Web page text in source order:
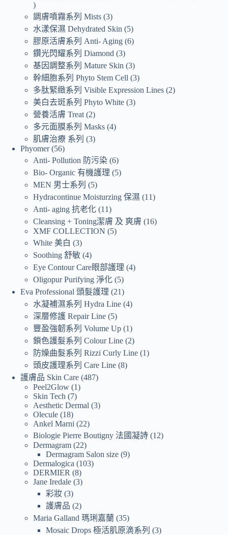
調膚噴霧系列 Mists 3
水漾保濕 Dehydrated Skin
5
膠原活膚系列 Anti- Aging 6
鑽光閃耀系列 Diamond 3
基因調整系列 Mature Skin 3
幹細胞系列 Phyto Stem Cell 3
多肽緊緻系列 Visible Expression Lines 2
美白去斑系列 Phyto White 3
營養活膚 Treat 2
多元面膜系列 Masks 4
肌膚治療 系列
3
Phyomer 56
Anti- Pollution 防污染 6
Bio- Organic 有機護理
5
MEN 男士系列
5
Hydracontinue Moisturzing 保濕
11
Anti- aging 抗老化 11
Cleansing + Toning潔膚 及 爽膚
16
XMF COLLECTION
5
White 美白
3
Soothing 舒敏 4
Eye Contour Care眼部護理 4
Oligopur Purifying 淨化 5
Eva Professional 頭髮護理
21
水凝補濕系列 Hydra Line 4
深層修護 Repair Line 5
豐盈強韌系列 Volume Up 1
鎖色護髮系列 Colour Line 2
防燥曲髮系列 Rizzi Curly Line 1
頭皮護理系列 Care Line 8
護膚品 Skin Care 487
Peel2Glow 1
Skin Tech
7
Aesthetic Dermal 3
Olecule 18
Ankel Marni
22
Biologie Pierre Boutigny 法國凝詩 12
Dermagram 22
Dermagram Salon size 9
Dermalogica
103
DERMIER
8
Jane Iredale 3
彩妝 3
護膚品
2
Maria Galland 瑪琍嘉蘭 35
Mosaic Drops 極活肌原滴系列
3